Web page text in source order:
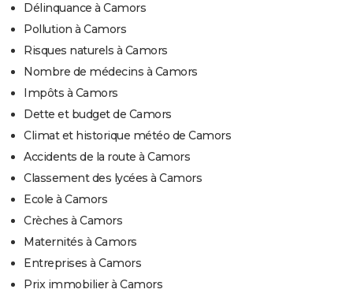
Délinquance à Camors
Pollution à Camors
Risques naturels à Camors
Nombre de médecins à Camors
Impôts à Camors
Dette et budget de Camors
Climat et historique météo de Camors
Accidents de la route à Camors
Classement des lycées à Camors
Ecole à Camors
Crèches à Camors
Maternités à Camors
Entreprises à Camors
Prix immobilier à Camors